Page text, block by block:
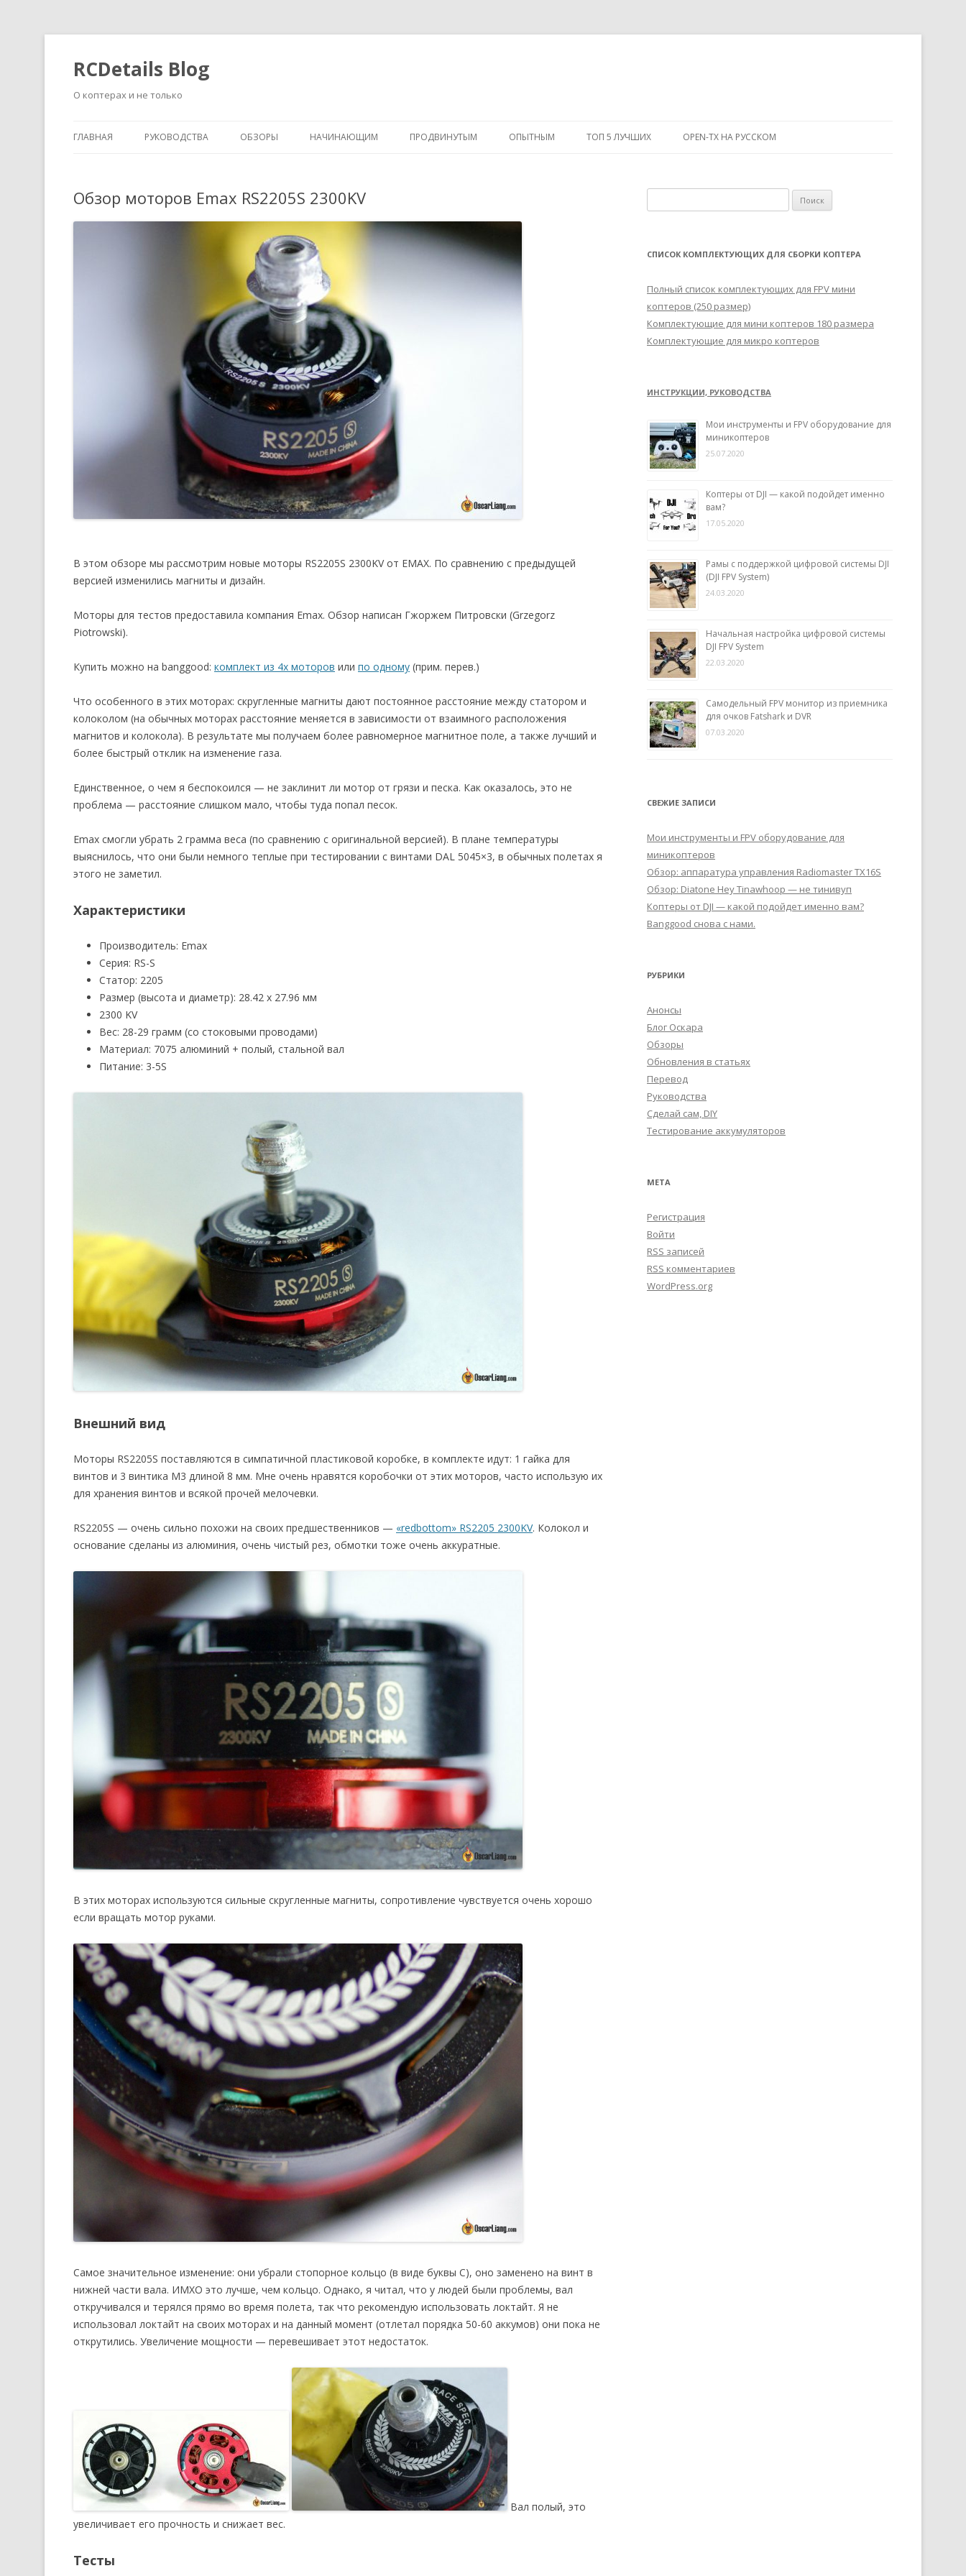
RCDetails Blog
О коптерах и не только
ГЛАВНАЯ РУКОВОДСТВА ОБЗОРЫ НАЧИНАЮЩИМ ПРОДВИНУТЫМ ОПЫТНЫМ ТОП 5 ЛУЧШИХ OPEN-TX НА РУССКОМ
Обзор моторов Emax RS2205S 2300KV
В этом обзоре мы рассмотрим новые моторы RS2205S 2300KV от EMAX. По сравнению с предыдущей
версией изменились магниты и дизайн.
Моторы для тестов предоставила компания Emax. Обзор написан Гжоржем Питровски (Grzegorz
Piotrowski).
Купить можно на banggood: комплект из 4х моторов или по одному (прим. перев.)
Что особенного в этих моторах: скругленные магниты дают постоянное расстояние между статором и
колоколом (на обычных моторах расстояние меняется в зависимости от взаимного расположения
магнитов и колокола). В результате мы получаем более равномерное магнитное поле, а также лучший и
более быстрый отклик на изменение газа.
Единственное, о чем я беспокоился — не заклинит ли мотор от грязи и песка. Как оказалось, это не
проблема — расстояние слишком мало, чтобы туда попал песок.
Emax смогли убрать 2 грамма веса (по сравнению с оригинальной версией). В плане температуры
выяснилось, что они были немного теплые при тестировании с винтами DAL 5045×3, в обычных полетах я
этого не заметил.
Характеристики
Производитель: Emax
Серия: RS-S
Статор: 2205
Размер (высота и диаметр): 28.42 x 27.96 мм
2300 KV
Вес: 28-29 грамм (со стоковыми проводами)
Материал: 7075 алюминий + полый, стальной вал
Питание: 3-5S
Внешний вид
Моторы RS2205S поставляются в симпатичной пластиковой коробке, в комплекте идут: 1 гайка для
винтов и 3 винтика M3 длиной 8 мм. Мне очень нравятся коробочки от этих моторов, часто использую их
для хранения винтов и всякой прочей мелочевки.
RS2205S — очень сильно похожи на своих предшественников — «redbottom» RS2205 2300KV. Колокол и
основание сделаны из алюминия, очень чистый рез, обмотки тоже очень аккуратные.
В этих моторах используются сильные скругленные магниты, сопротивление чувствуется очень хорошо
если вращать мотор руками.
Самое значительное изменение: они убрали стопорное кольцо (в виде буквы С), оно заменено на винт в
нижней части вала. ИМХО это лучше, чем кольцо. Однако, я читал, что у людей были проблемы, вал
откручивался и терялся прямо во время полета, так что рекомендую использовать локтайт. Я не
использовал локтайт на своих моторах и на данный момент (отлетал порядка 50-60 аккумов) они пока не
открутились. Увеличение мощности — перевешивает этот недостаток.
Вал полый, это
увеличивает его прочность и снижает вес.
Тесты
а
т
:
СПИСОК КОМПЛЕКТУЮЩИХ ДЛЯ СБОРКИ КОПТЕРА
Полный список комплектующих для FPV мини
коптеров (250 размер)
Комплектующие для мини коптеров 180 размера
Комплектующие для микро коптеров
ИНСТРУКЦИИ, РУКОВОДСТВА
Мои инструменты и FPV оборудование для
миникоптеров
25.07.2020
Коптеры от DJI — какой подойдет именно
вам?
17.05.2020
Рамы с поддержкой цифровой системы DJI
(DJI FPV System)
24.03.2020
Начальная настройка цифровой системы
DJI FPV System
22.03.2020
Самодельный FPV монитор из приемника
для очков Fatshark и DVR
07.03.2020
СВЕЖИЕ ЗАПИСИ
Мои инструменты и FPV оборудование для
миникоптеров
Обзор: аппаратура управления Radiomaster TX16S
Обзор: Diatone Hey Tinawhoop — не тинивуп
Коптеры от DJI — какой подойдет именно вам?
Banggood снова с нами.
РУБРИКИ
Анонсы
Блог Оскара
Обзоры
Обновления в статьях
Перевод
Руководства
Сделай сам, DIY
Тестирование аккумуляторов
МЕТА
Регистрация
Войти
RSS записей
RSS комментариев
WordPress.org